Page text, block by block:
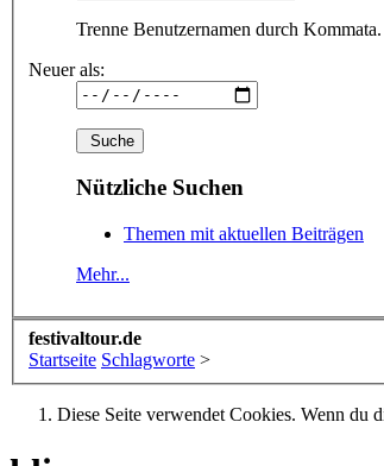
Trenne Benutzernamen durch Kommata.
Neuer als:
Nützliche Suchen
Themen mit aktuellen Beiträgen
Mehr...
festivaltour.de
Startseite Schlagworte >
Diese Seite verwendet Cookies. Wenn du